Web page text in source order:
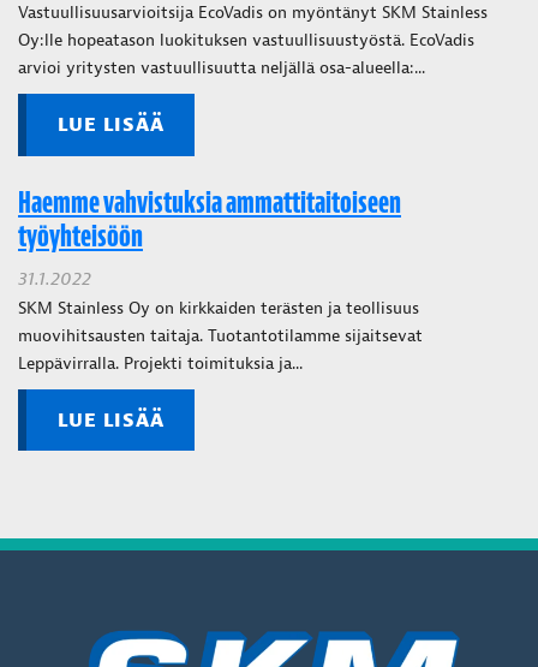
Vastuullisuusarvioitsija EcoVadis on myöntänyt SKM Stainless
Oy:lle hopeatason luokituksen vastuullisuustyöstä. EcoVadis
arvioi yritysten vastuullisuutta neljällä osa-alueella:...
LUE LISÄÄ
Haemme vahvistuksia ammattitaitoiseen
työyhteisöön
31.1.2022
SKM Stainless Oy on kirkkaiden terästen ja teollisuus
muovihitsausten taitaja. Tuotantotilamme sijaitsevat
Leppävirralla. Projekti toimituksia ja...
LUE LISÄÄ